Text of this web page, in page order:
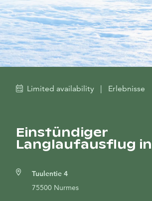
Limited availability | Erlebnisse
Einstündiger
Langlaufausflug in
Tuulentie 4
75500 Nurmes